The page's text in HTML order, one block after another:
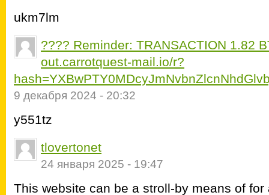
ukm7lm
???? Reminder: TRANSACTION 1.82
out.carrotquest-mail.io/r?
9 декабря 2024 - 20:32
y551tz
tlovertonet
24 января 2025 - 19:47
This website can be a stroll-by means of